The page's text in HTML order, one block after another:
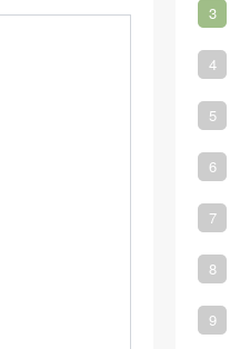
3
4
5
6
7
8
9